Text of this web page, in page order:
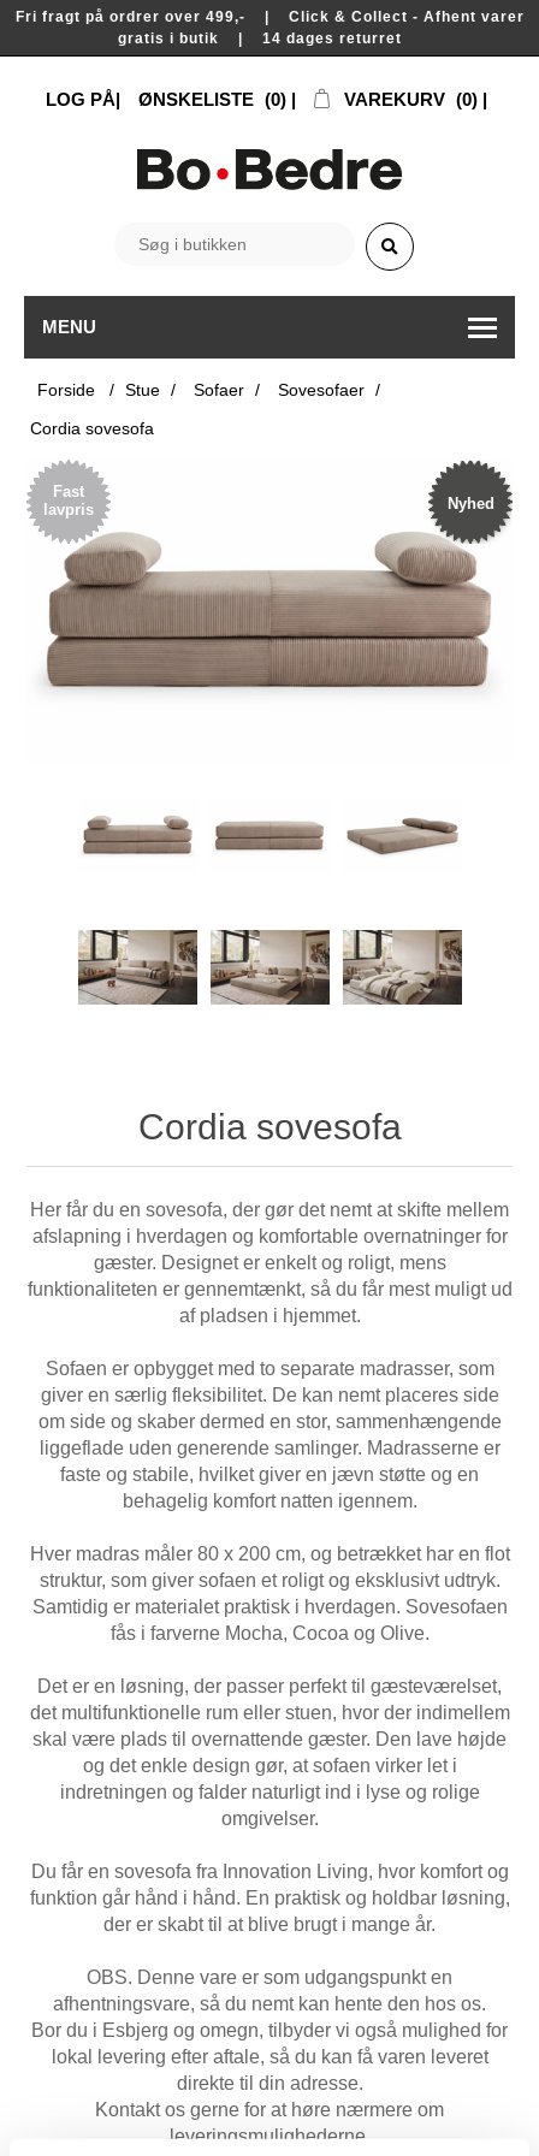
Fri fragt på ordrer over 499,- | Click & Collect - Afhent varer
gratis i butik | 14 dages returret
LOG PÅ ØNSKELISTE (0) VAREKURV (0)
MENU
Forside / Stue / Sofaer / Sovesofaer /
Cordia sovesofa
Nyhed
Fast
lavpris
Cordia sovesofa
Her får du en sovesofa, der gør det nemt at skifte mellem
afslapning i hverdagen og komfortable overnatninger for
gæster. Designet er enkelt og roligt, mens
funktionaliteten er gennemtænkt, så du får mest muligt ud
af pladsen i hjemmet.
Sofaen er opbygget med to separate madrasser, som
giver en særlig fleksibilitet. De kan nemt placeres side
om side og skaber dermed en stor, sammenhængende
liggeflade uden generende samlinger. Madrasserne er
faste og stabile, hvilket giver en jævn støtte og en
behagelig komfort natten igennem.
Hver madras måler 80 x 200 cm, og betrækket har en flot
struktur, som giver sofaen et roligt og eksklusivt udtryk.
Samtidig er materialet praktisk i hverdagen. Sovesofaen
fås i farverne Mocha, Cocoa og Olive.
Det er en løsning, der passer perfekt til gæsteværelset,
det multifunktionelle rum eller stuen, hvor der indimellem
skal være plads til overnattende gæster. Den lave højde
og det enkle design gør, at sofaen virker let i
indretningen og falder naturligt ind i lyse og rolige
omgivelser.
Du får en sovesofa fra Innovation Living, hvor komfort og
funktion går hånd i hånd. En praktisk og holdbar løsning,
der er skabt til at blive brugt i mange år.
OBS. Denne vare er som udgangspunkt en
afhentningsvare, så du nemt kan hente den hos os.
Bor du i Esbjerg og omegn, tilbyder vi også mulighed for
lokal levering efter aftale, så du kan få varen leveret
direkte til din adresse.
Kontakt os gerne for at høre nærmere om
leveringsmulighederne.